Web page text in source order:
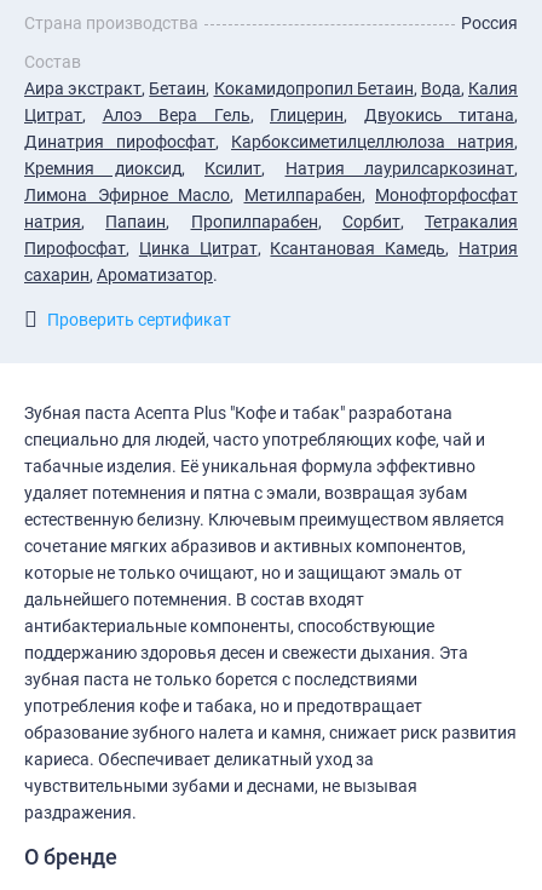
Страна производства
Россия
Состав
Аира экстракт, Бетаин, Кокамидопропил Бетаин, Вода, Калия
Цитрат, Алоэ Вера Гель, Глицерин, Двуокись титана,
Динатрия пирофосфат, Карбоксиметилцеллюлоза натрия,
Кремния диоксид, Ксилит, Натрия лаурилсаркозинат,
Лимона Эфирное Масло, Метилпарабен, Монофторфосфат
натрия, Папаин, Пропилпарабен, Сорбит, Тетракалия
Пирофосфат, Цинка Цитрат, Ксантановая Камедь, Натрия
сахарин, Ароматизатор.
Проверить сертификат
Зубная паста Асепта Plus "Кофе и табак" разработана
специально для людей, часто употребляющих кофе, чай и
табачные изделия. Её уникальная формула эффективно
удаляет потемнения и пятна с эмали, возвращая зубам
естественную белизну. Ключевым преимуществом является
сочетание мягких абразивов и активных компонентов,
которые не только очищают, но и защищают эмаль от
дальнейшего потемнения. В состав входят
антибактериальные компоненты, способствующие
поддержанию здоровья десен и свежести дыхания. Эта
зубная паста не только борется с последствиями
употребления кофе и табака, но и предотвращает
образование зубного налета и камня, снижает риск развития
кариеса. Обеспечивает деликатный уход за
чувствительными зубами и деснами, не вызывая
раздражения.
О бренде